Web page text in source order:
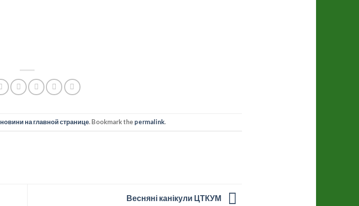
новини на главной странице. Bookmark the permalink.
Весняні канікули ЦТКУМ